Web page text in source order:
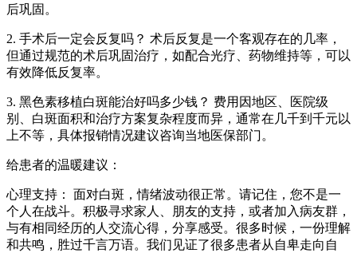
后巩固。
2. 手术后一定会反复吗？ 术后反复是一个客观存在的几率，
但通过规范的术后巩固治疗，如配合光疗、药物维持等，可以
有效降低反复率。
3. 黑色素移植白斑能治好吗多少钱？ 费用因地区、医院级
别、白斑面积和治疗方案复杂程度而异，通常在几千到千元以
上不等，具体报销情况建议咨询当地医保部门。
给患者的温暖建议：
心理支持： 面对白斑，情绪波动很正常。请记住，您不是一
个人在战斗。积极寻求家人、朋友的支持，或者加入病友群，
与有相同经历的人交流心得，分享感受。很多时候，一份理解
和共鸣，胜过千言万语。我们见证了很多患者从自卑走向自